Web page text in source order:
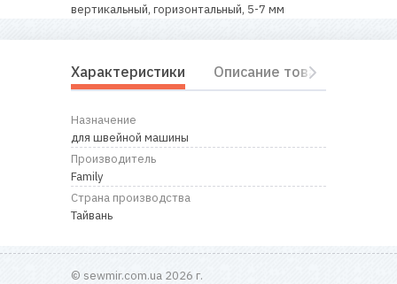
вертикальный, горизонтальный, 5-7 мм
Характеристики Описание товара
Назначение
для швейной машины
Производитель
Family
Страна производства
Тайвань
© sewmir.com.ua 2026 г.